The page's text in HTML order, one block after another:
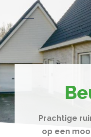
Prachtige
op een